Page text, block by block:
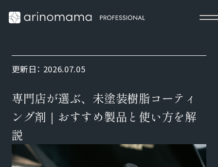
更新日： 2026.07.05
専門店が選ぶ、未塗装樹脂コーティ
ング剤｜おすすめ製品と使い方を解
説